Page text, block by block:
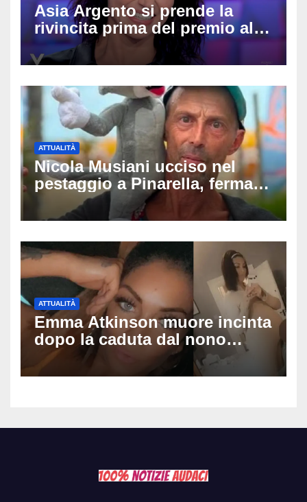
Asia Argento si prende la
rivincita prima del premio alla
carriera: «Mi chiamano
raccomandata e cagna»
ATTUALITÀ
Nicola Musiani ucciso nel
pestaggio a Pinarella, fermati
quattro giovani: la svolta
dopo video, intercettazioni e
ATTUALITÀ
Emma Atkinson muore incinta
dopo la caduta dal nono
piano: la figlia nasce 30
minuti dopo e sta bene